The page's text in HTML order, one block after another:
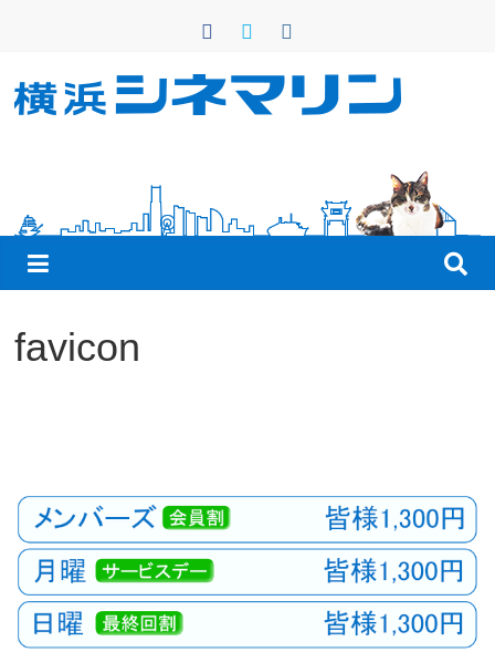
ン
ッ
横
シ
マ
ン
観
た
い
映
画
favicon